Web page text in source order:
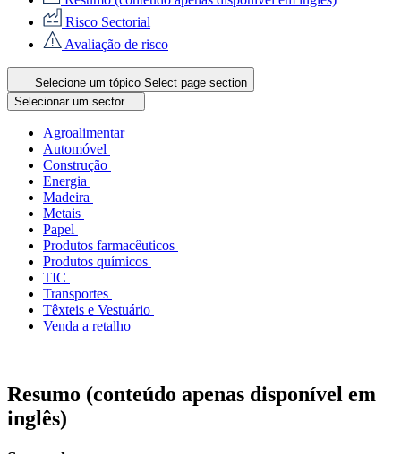
Risco Sectorial
Avaliação de risco
Selecione um tópico Select page section
Selecionar um sector
Agroalimentar
Automóvel
Construção
Energia
Madeira
Metais
Papel
Produtos farmacêuticos
Produtos químicos
TIC
Transportes
Têxteis e Vestuário
Venda a retalho
Resumo (conteúdo apenas disponível em
inglês)